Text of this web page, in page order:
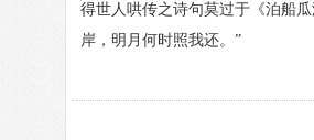
得世人哄传之诗句莫过于《泊船
岸，明月何时照我还。”